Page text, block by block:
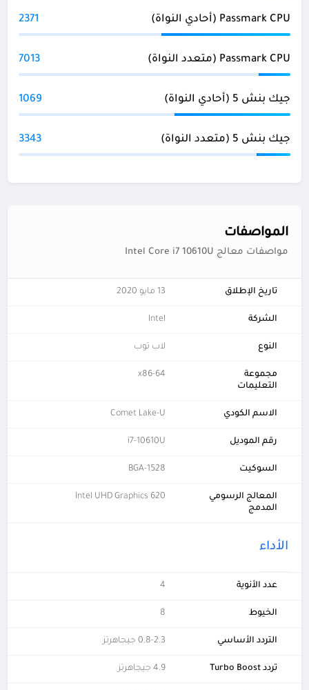
Passmark CPU (أحادي النواة) 2371
Passmark CPU (متعدد النواة) 7013
جيك بنش 5 (أحادي النواة) 1069
جيك بنش 5 (متعدد النواة) 3343
المواصفات
مواصفات معالج Intel Core i7 10610U
تاريخ الإطلاق 13 مايو 2020
الشركة Intel
النوع لاب توب
مجموعة
التعليمات
x86-64
الاسم الكودي Comet Lake-U
رقم الموديل i7-10610U
السوكيت BGA-1528
المعالج الرسومي
المدمج
Intel UHD Graphics 620
الأداء
عدد الأنوية 4
الخيوط 8
التردد الأساسي 0.8-2.3 جيجاهرتز
تردد Turbo Boost 4.9 جيجاهرتز